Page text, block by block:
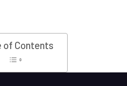
of Contents